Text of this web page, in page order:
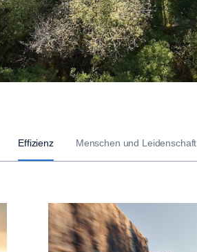
Effizienz Menschen und Leidenschaft